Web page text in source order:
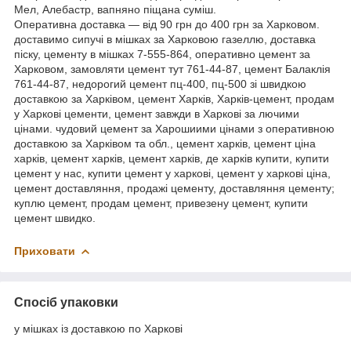
Мел, Алебастр, вапняно піщана суміш.
Оперативна доставка — від 90 грн до 400 грн за Харковом.
доставимо сипучі в мішках за Харковою газеллю, доставка
піску, цементу в мішках 7-555-864, оперативно цемент за
Харковом, замовляти цемент тут 761-44-87, цемент Балаклія
761-44-87, недорогий цемент пц-400, пц-500 зі швидкою
доставкою за Харківом, цемент Харків, Харків-цемент, продам
у Харкові цементи, цемент завжди в Харкові за лючими
цінами. чудовий цемент за Харошиими цінами з оперативною
доставкою за Харківом та обл., цемент харків, цемент ціна
харків, цемент харків, цемент харків, де харків купити, купити
цемент у нас, купити цемент у харкові, цемент у харкові ціна,
цемент доставляння, продажі цементу, доставляння цементу;
куплю цемент, продам цемент, привезену цемент, купити
цемент швидко.
Приховати
Спосіб упаковки
у мішках із доставкою по Харкові